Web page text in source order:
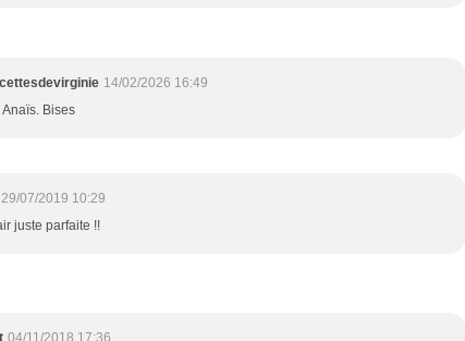
14/02/2026 16:49
Anaïs. Bises
29/07/2019 10:29
juste parfaite !!